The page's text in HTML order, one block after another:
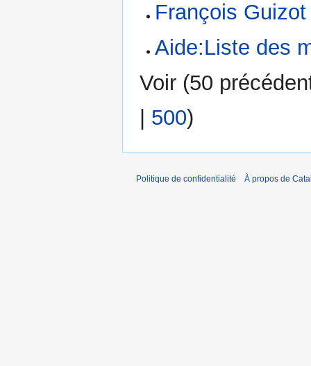
François Guizot
Aide:Liste des
Voir (50
500)
Politique de confidentialité À propos de